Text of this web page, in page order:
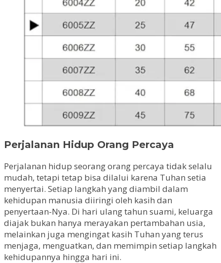
Perjalanan Hidup Orang Percaya
Perjalanan hidup seorang orang percaya tidak selalu
mudah, tetapi tetap bisa dilalui karena Tuhan setia
menyertai. Setiap langkah yang diambil dalam
kehidupan manusia diiringi oleh kasih dan
penyertaan-Nya. Di hari ulang tahun suami, keluarga
diajak bukan hanya merayakan pertambahan usia,
melainkan juga mengingat kasih Tuhan yang terus
menjaga, menguatkan, dan memimpin setiap langkah
kehidupannya hingga hari ini.